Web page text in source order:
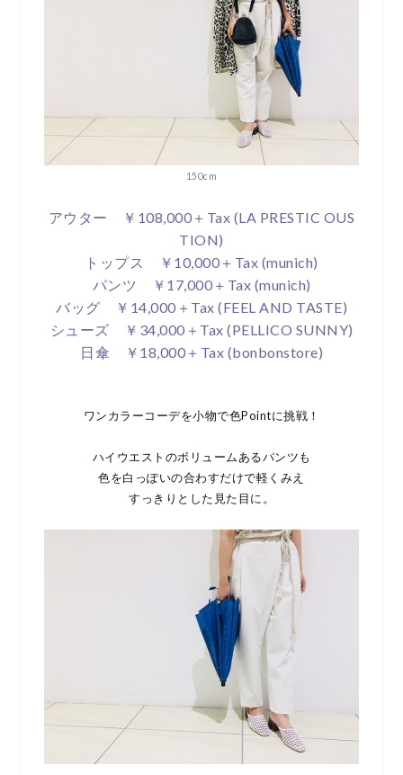
150cm
アウター ￥108,000＋Tax (LA PRESTIC OUS
TION)
トップス ￥10,000＋Tax (munich)
パンツ ￥17,000＋Tax (munich)
バッグ ￥14,000＋Tax (FEEL AND TASTE)
シューズ ￥34,000＋Tax (PELLICO SUNNY)
日傘 ￥18,000＋Tax (bonbonstore)
ワンカラーコーデを小物で色Pointに挑戦！
ハイウエストのボリュームあるパンツも
色を白っぽいの合わすだけで軽くみえ
すっきりとした見た目に。